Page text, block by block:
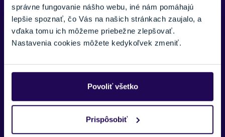
správne fungovanie nášho webu, iné nám pomáhajú
lepšie spoznať, čo Vás na našich stránkach zaujalo, a
vďaka tomu ich môžeme priebežne zlepšovať.
Nastavenia cookies môžete kedykoľvek zmeniť.
Povoliť všetko
Prispôsobiť
Potrebujete viac informácii? Sme tu
pre vás.
E-MAIL: